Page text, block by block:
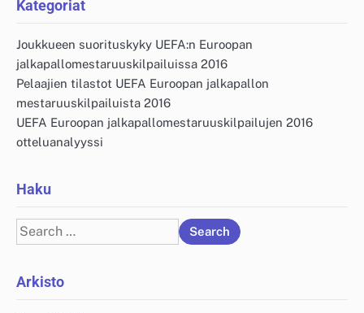
Kategoriat
Joukkueen suorituskyky UEFA:n Euroopan
jalkapallomestaruuskilpailuissa 2016
Pelaajien tilastot UEFA Euroopan jalkapallon
mestaruuskilpailuista 2016
UEFA Euroopan jalkapallomestaruuskilpailujen 2016
otteluanalyyssi
Haku
Search
for:
Arkisto